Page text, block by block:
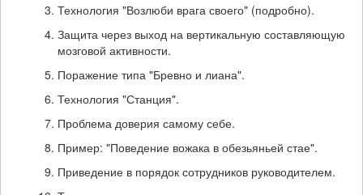
Технология "Возлюби врага своего" (подробно).
Защита через выход на вертикальную составляющую
мозговой активности.
Поражение типа "Бревно и лиана".
Технология "Станция".
Проблема доверия самому себе.
Пример: "Поведение вожака в обезьяньей стае".
Приведение в порядок сотрудников руководителем.